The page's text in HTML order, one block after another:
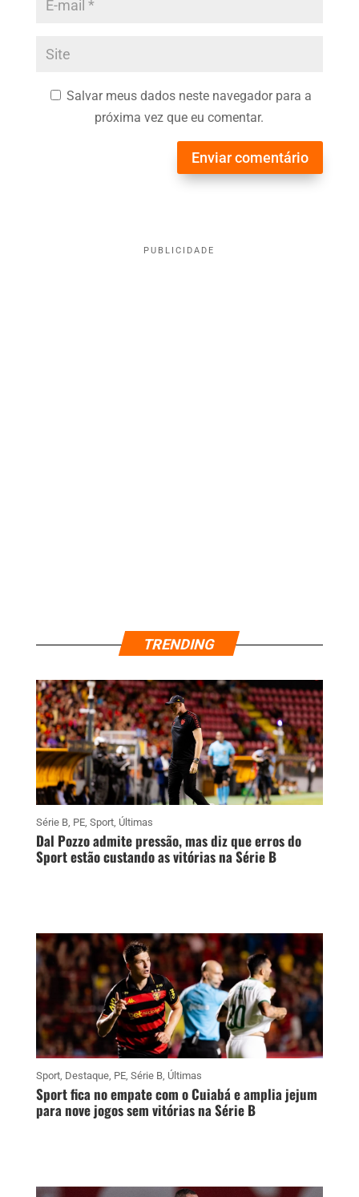
Salvar meus dados neste navegador para a
próxima vez que eu comentar.
Enviar comentário
PUBLICIDADE
TRENDING
Série B, PE, Sport, Últimas
Dal Pozzo admite pressão, mas diz que erros do
Sport estão custando as vitórias na Série B
Sport, Destaque, PE, Série B, Últimas
Sport fica no empate com o Cuiabá e amplia jejum
para nove jogos sem vitórias na Série B